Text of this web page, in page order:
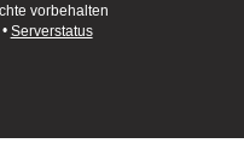
vorbehalten
Serverstatus